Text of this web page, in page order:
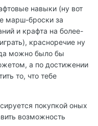
навыки (ну вот
марш-броски за
и крафта на более-
красноречие ну
можно было бы
а по достижении
то, что тебе
покупкой оных
возможность